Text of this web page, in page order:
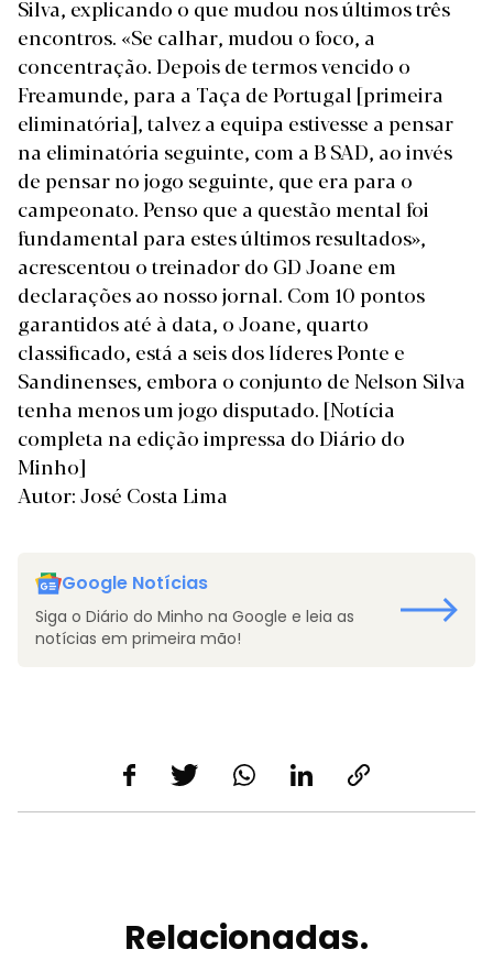
Silva, explicando o que mudou nos últimos três
encontros. «Se calhar, mudou o foco, a
concentração. Depois de termos vencido o
Freamunde, para a Taça de Portugal [primeira
eliminatória], talvez a equipa estivesse a pensar
na eliminatória seguinte, com a B SAD, ao invés
de pensar no jogo seguinte, que era para o
campeonato. Penso que a questão mental foi
fundamental para estes últimos resultados»,
acrescentou o treinador do GD Joane em
declarações ao nosso jornal. Com 10 pontos
garantidos até à data, o Joane, quarto
classificado, está a seis dos líderes Ponte e
Sandinenses, embora o conjunto de Nelson Silva
tenha menos um jogo disputado. [Notícia
completa na edição impressa do Diário do
Minho]
Autor: José Costa Lima
Google Notícias
Siga o Diário do Minho na Google e leia as
notícias em primeira mão!
Relacionadas.